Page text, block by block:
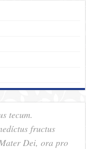
tecum.
fructus
Dei, ora pro